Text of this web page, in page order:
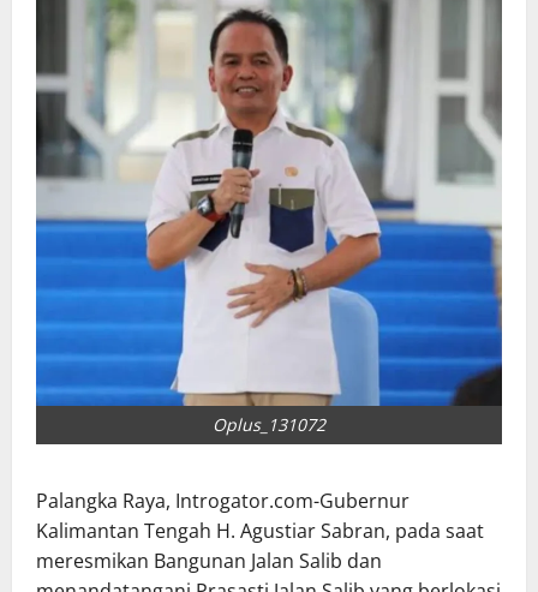
Oplus_131072
Palangka Raya, Introgator.com-Gubernur
Kalimantan Tengah H. Agustiar Sabran, pada saat
meresmikan Bangunan Jalan Salib dan